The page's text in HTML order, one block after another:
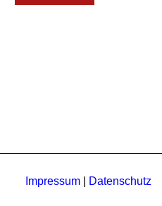
Impressum Datenschutz